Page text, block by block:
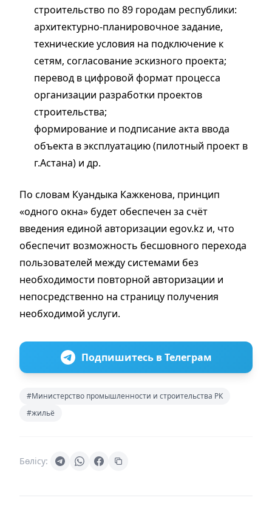
строительство по 89 городам республики:
архитектурно-планировочное задание,
технические условия на подключение к
сетям, согласование эскизного проекта;
перевод в цифровой формат процесса
организации разработки проектов
строительства;
формирование и подписание акта ввода
объекта в эксплуатацию (пилотный проект в
г.Астана) и др.
По словам Куандыка Кажкенова, принцип
«одного окна» будет обеспечен за счёт
введения единой авторизации egov.kz и, что
обеспечит возможность бесшовного перехода
пользователей между системами без
необходимости повторной авторизации и
непосредственно на страницу получения
необходимой услуги.
Подпишитесь в Телеграм
#Министерство промышленности и строительства РК
#жильё
Бөлісу: